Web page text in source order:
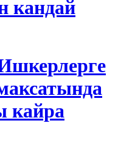
кандай
кайра